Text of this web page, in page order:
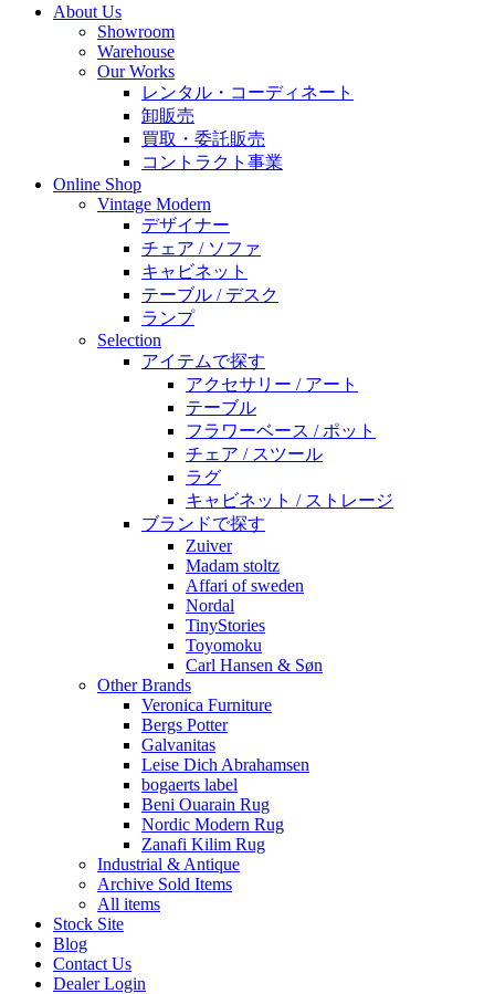
About Us
Showroom
Warehouse
Our Works
レンタル・コーディネート
卸販売
買取・委託販売
コントラクト事業
Online Shop
Vintage Modern
デザイナー
チェア / ソファ
キャビネット
テーブル / デスク
ランプ
Selection
アイテムで探す
アクセサリー / アート
テーブル
フラワーベース / ポット
チェア / スツール
ラグ
キャビネット / ストレージ
ブランドで探す
Zuiver
Madam stoltz
Affari of sweden
Nordal
TinyStories
Toyomoku
Carl Hansen & Søn
Other Brands
Veronica Furniture
Bergs Potter
Galvanitas
Leise Dich Abrahamsen
bogaerts label
Beni Ouarain Rug
Nordic Modern Rug
Zanafi Kilim Rug
Industrial & Antique
Archive Sold Items
All items
Stock Site
Blog
Contact Us
Dealer Login